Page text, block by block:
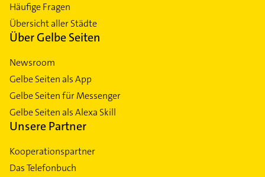
Häufige Fragen
Übersicht aller Städte
Über Gelbe Seiten
Newsroom
Gelbe Seiten als App
Gelbe Seiten für Messenger
Gelbe Seiten als Alexa Skill
Unsere Partner
Kooperationspartner
Das Telefonbuch